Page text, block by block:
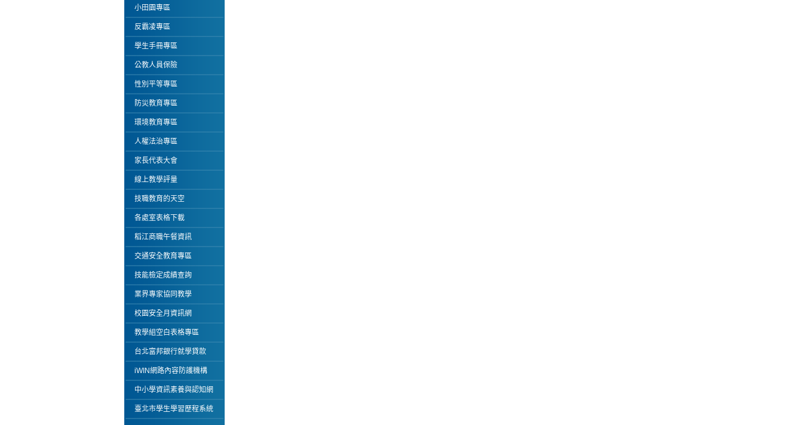
小田園專區
反霸凌專區
學生手冊專區
公教人員保險
性別平等專區
防災教育專區
環境教育專區
人權法治專區
家長代表大會
線上教學評量
技職教育的天空
各處室表格下載
稻江商職午餐資訊
交通安全教育專區
技能檢定成績查詢
業界專家協同教學
校園安全月資訊網
教學組空白表格專區
台北富邦銀行就學貸款
iWIN網路內容防護機構
中小學資訊素養與認知網
臺北市學生學習歷程系統